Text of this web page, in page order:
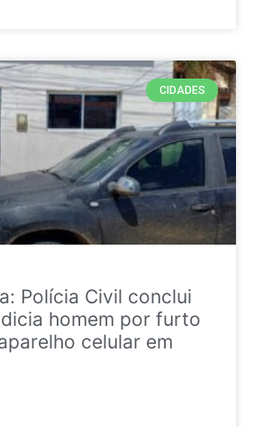
CIDADES
Polícia Civil conclui
homem por furto
celular em